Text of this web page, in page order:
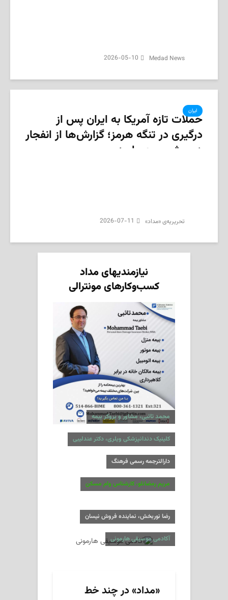
2026-05-10
ایران
حملات تازه آمریکا به ایران پس از
درگیری در تنگه هرمز؛ گزارش‌ها از انفجار
در بوشهر و عسلویه
تحریریه‌ی «مداد» 2026-07-11
نیازمندیهای مداد
کسب‌وکارهای مونترالی
محمد تائبی، مشاور و بروکر بیمه
کلینیک دندانپزشکی ویلری، دکتر عندلیبی
دارالترجمه رسمی فرهنگ
مریم رمضانلو، کارشناس وام مسکن
رضا نوربخش، نماینده فروش نیسان
آکادمی موسیقی هارمونی
«مداد» در چند خط